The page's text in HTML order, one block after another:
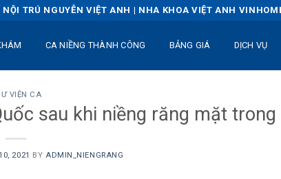
TRÚ NGUYỄN VIỆT ANH | NHA KHOA VIỆT ANH
CA NIỀNG THÀNH CÔNG BẢNG GIÁ DỊCH VỤ
VIỆN CA
sau khi niềng răng mặt trong
2021 BY ADMIN_NIENGRANG